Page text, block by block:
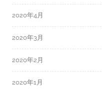
2020年4月
2020年3月
2020年2月
2020年1月